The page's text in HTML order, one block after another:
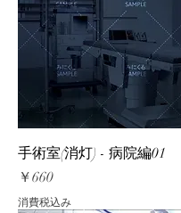
手術室(消灯) - 病院編01
価格
￥660
消費税込み